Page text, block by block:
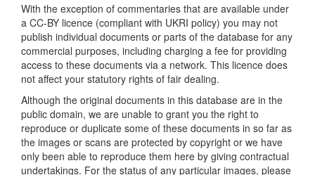
With the exception of commentaries that are available under
a CC-BY licence (compliant with UKRI policy) you may not
publish individual documents or parts of the database for any
commercial purposes, including charging a fee for providing
access to these documents via a network. This licence does
not affect your statutory rights of fair dealing.
Although the original documents in this database are in the
public domain, we are unable to grant you the right to
reproduce or duplicate some of these documents in so far as
the images or scans are protected by copyright or we have
only been able to reproduce them here by giving contractual
undertakings. For the status of any particular images, please